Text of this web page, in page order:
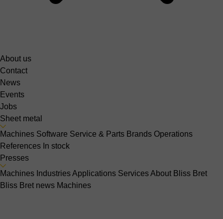
About us
Contact
News
Events
Jobs
Sheet metal
Machines Software Service & Parts Brands Operations
References In stock
Presses
Machines IndustriesApplications ServicesAbout Bliss Bret
Bliss Bret news Machines